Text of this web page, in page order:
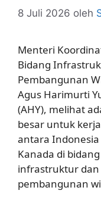
8 Juli 2026 oleh
Menteri
Bidang
Pembangunan
Agus Harimurti
(AHY), melihat
besar untuk
antara Indonesia
Kanada di bidang
infrastruktur dan
pembangunan